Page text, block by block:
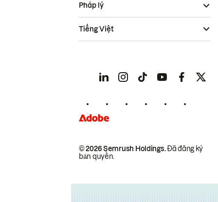
© 2026 Semrush Holdings.Đã đăng ký
bản quyền.
Pháp lý
Tiếng Việt